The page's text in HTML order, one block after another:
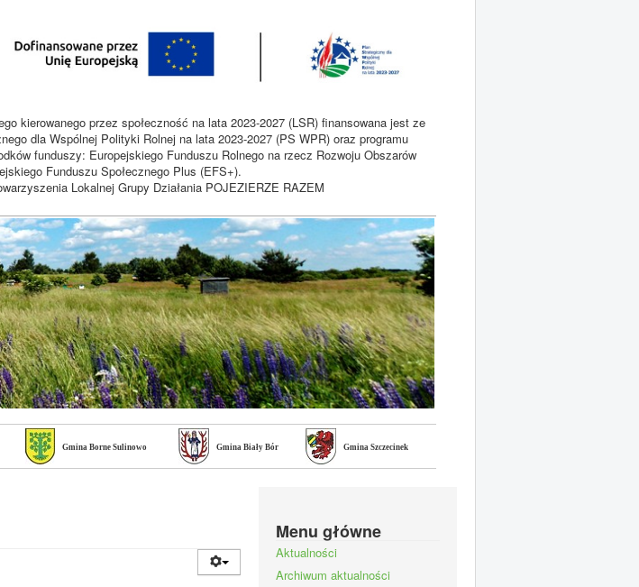
kierowanego przez społeczność na lata 2023-2027 (LSR) finansowana jest ze
dla Wspólnej Polityki Rolnej na lata 2023-2027 (PS WPR) oraz programu
funduszy: Europejskiego Funduszu Rolnego na rzecz Rozwoju Obszarów
Funduszu Społecznego Plus (EFS+).
Lokalnej Grupy Działania POJEZIERZE RAZEM
Gmina Borne Sulinowo Gmina Biały Bór Gmina Szczecinek
Menu główne
Aktualności
Archiwum aktualności